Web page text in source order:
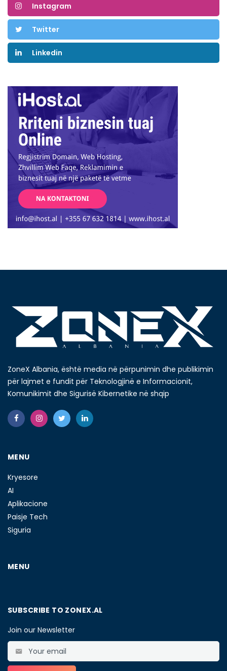
Instagram
Twitter
Linkedin
ZoneX Albania, është media në përpunimin dhe publikimin
për lajmet e fundit për Teknologjinë e Informacionit,
Komunikimit dhe Sigurisë Kibernetike në shqip
MENU
Kryesore
AI
Aplikacione
Paisje Tech
Siguria
MENU
SUBSCRIBE TO ZONEX.AL
Join our Newsletter